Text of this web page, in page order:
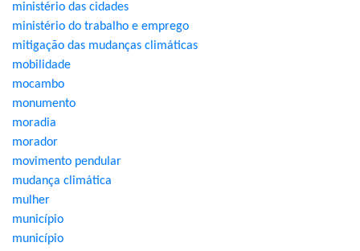
ministério das cidades
ministério do trabalho e emprego
mitigação das mudanças climáticas
mobilidade
mocambo
monumento
moradia
morador
movimento pendular
mudança climática
mulher
município
município